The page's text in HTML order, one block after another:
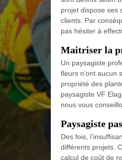
projet dispose ses
clients. Par
pas hésiter à
Maitriser la
Un paysagiste
fleurs n’ont aucun
propriété des
paysagiste VF
nous vous
Paysagiste
Des fois,
différents projets.
calcul de coût de